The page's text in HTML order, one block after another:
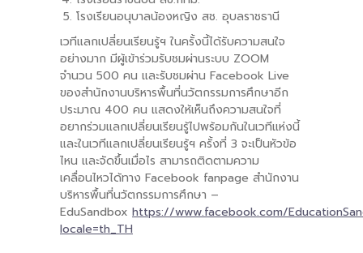
โรงเรียนอนุบาลน้องหญิง สช. อุบลราชธานี
เวทีแลกเปลี่ยนเรียนรู้ฯ ในครั้งนี้ได้รับความสนใจ
อย่างมาก มีผู้เข้าร่วมรับชมผ่านระบบ ZOOM
จำนวน 500 คน และรับชมผ่าน Facebook Live
ของสำนักงานบริหารพื้นที่นวัตกรรมการศึกษาอีก
ประมาณ 400 คน แสดงให้เห็นถึงความสนใจที่
อยากร่วมแลกเปลี่ยนเรียนรู้ไปพร้อมกันในเวทีแห่งนี้
และในเวทีแลกเปลี่ยนเรียนรู้ฯ ครั้งที่ 3 จะเป็นหัวข้อ
ไหน และจัดขึ้นเมื่อไร สามารถติดตามความ
เคลื่อนไหวได้ทาง Facebook fanpage สำนักงาน
บริหารพื้นที่นวัตกรรมการศึกษา –
EduSandbox https://www.facebook.com/
locale=th_TH